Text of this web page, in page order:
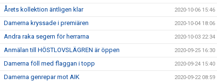
Årets kollektion äntligen klar 2020-10-06 15:46
Damerna kryssade i premiären 2020-10-04 18:06
Andra raka segern för herrarna 2020-10-03 22:34
Anmälan till HÖSTLOVSLÄGREN är öppen 2020-09-25 16:30
Damerna föll med flaggan i topp 2020-09-24 15:40
Damerna genrepar mot AIK 2020-09-22 08:59